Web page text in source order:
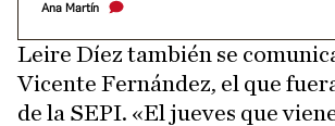
Ana Martín
Leire Díez también se
Vicente Fernández, el que
de la SEPI. «El jueves que